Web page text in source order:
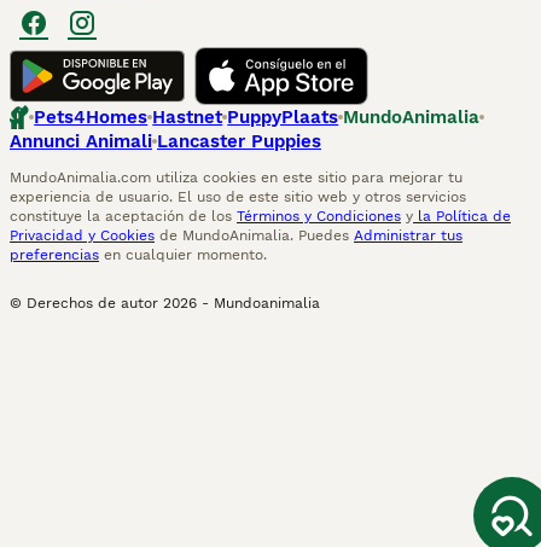
Pets4Homes Hastnet PuppyPlaats MundoAnimalia
Annunci Animali Lancaster Puppies
MundoAnimalia.com utiliza cookies en este sitio para mejorar tu
experiencia de usuario. El uso de este sitio web y otros servicios
constituye la aceptación de los Términos y Condiciones y la Política de
Privacidad y Cookies de MundoAnimalia. Puedes Administrar tus
preferencias en cualquier momento.
© Derechos de autor 2026 - Mundoanimalia